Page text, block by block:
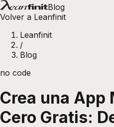
Blog
Volver a Leanfinit
Leanfinit
/
Blog
no code
Crea una App
Cero Gratis: